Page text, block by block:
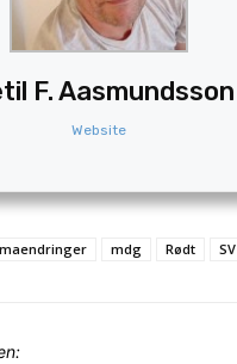
F. Aasmundsson
Website
mdg Rødt SV